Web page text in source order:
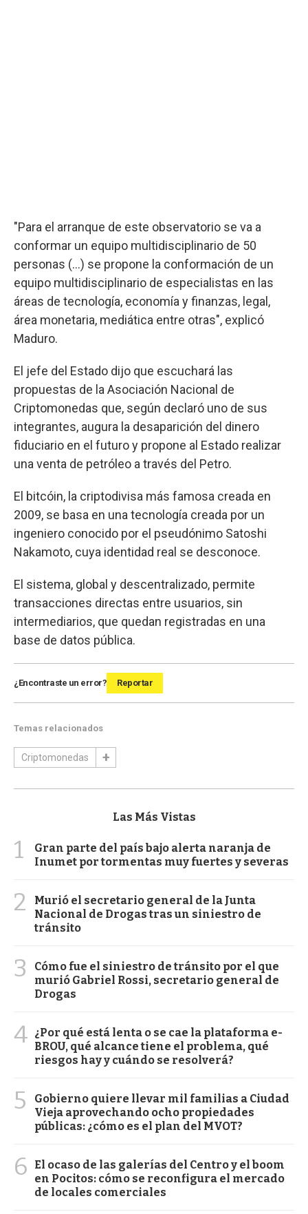
"Para el arranque de este observatorio se va a
conformar un equipo multidisciplinario de 50
personas (...) se propone la conformación de un
equipo multidisciplinario de especialistas en las
áreas de tecnología, economía y finanzas, legal,
área monetaria, mediática entre otras", explicó
Maduro.
El jefe del Estado dijo que escuchará las
propuestas de la Asociación Nacional de
Criptomonedas que, según declaró uno de sus
integrantes, augura la desaparición del dinero
fiduciario en el futuro y propone al Estado realizar
una venta de petróleo a través del Petro.
El bitcóin, la criptodivisa más famosa creada en
2009, se basa en una tecnología creada por un
ingeniero conocido por el pseudónimo Satoshi
Nakamoto, cuya identidad real se desconoce.
El sistema, global y descentralizado, permite
transacciones directas entre usuarios, sin
intermediarios, que quedan registradas en una
base de datos pública.
¿Encontraste un error? Reportar
Temas relacionados
Criptomonedas
Las Más Vistas
1
Gran parte del país bajo alerta naranja de
Inumet por tormentas muy fuertes y severas
2
Murió el secretario general de la Junta
Nacional de Drogas tras un siniestro de
tránsito
3
Cómo fue el siniestro de tránsito por el que
murió Gabriel Rossi, secretario general de
Drogas
4 ¿Por qué está lenta o se cae la plataforma e-
BROU, qué alcance tiene el problema, qué
riesgos hay y cuándo se resolverá?
5
Gobierno quiere llevar mil familias a Ciudad
Vieja aprovechando ocho propiedades
públicas: ¿cómo es el plan del MVOT?
6
El ocaso de las galerías del Centro y el boom
en Pocitos: cómo se reconfigura el mercado
de locales comerciales